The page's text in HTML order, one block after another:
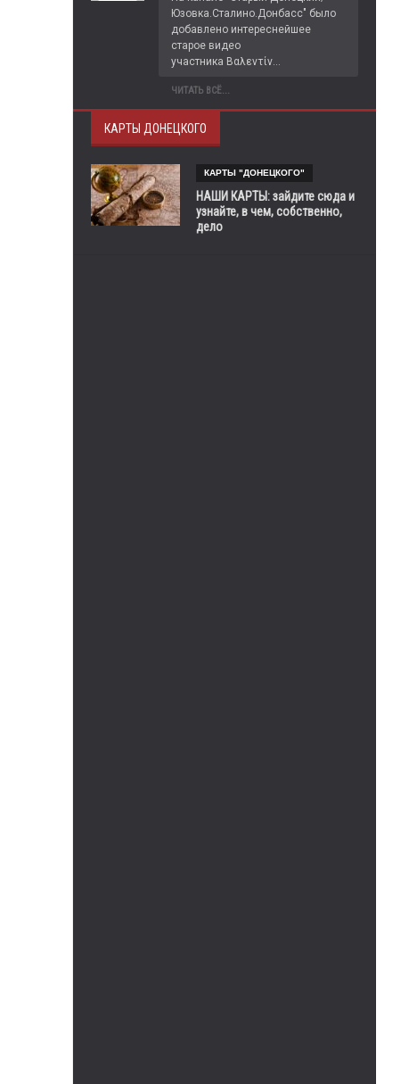
Юзовка.Сталино.Донбасс" было
добавлено интереснейшее
старое видео
участника Βαλεντίν...
ЧИТАТЬ ВСЁ...
КАРТЫ ДОНЕЦКОГО
КАРТЫ "ДОНЕЦКОГО"
НАШИ КАРТЫ: зайдите сюда и
узнайте, в чем, собственно,
дело